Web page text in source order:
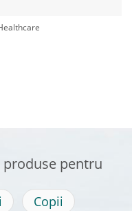
produse pentru
Copii